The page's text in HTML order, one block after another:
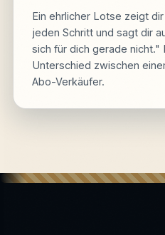
Ein ehrlicher Lotse zeigt
jeden Schritt und sagt dir
sich für dich gerade nicht."
Unterschied zwischen
Abo-Verkäufer.